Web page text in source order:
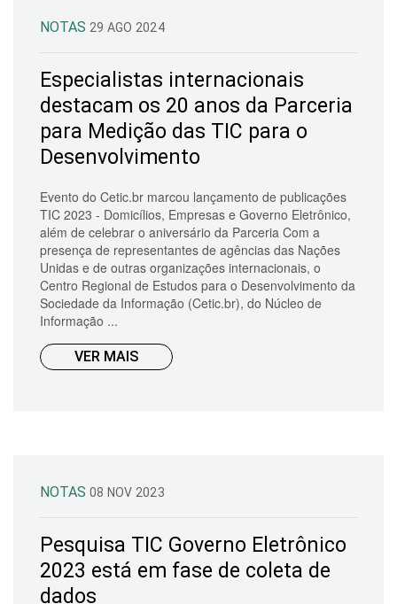
NOTAS 29 AGO 2024
Especialistas internacionais
destacam os 20 anos da Parceria
para Medição das TIC para o
Desenvolvimento
Evento do Cetic.br marcou lançamento de publicações
TIC 2023 - Domicílios, Empresas e Governo Eletrônico,
além de celebrar o aniversário da Parceria Com a
presença de representantes de agências das Nações
Unidas e de outras organizações internacionais, o
Centro Regional de Estudos para o Desenvolvimento da
Sociedade da Informação (Cetic.br), do Núcleo de
Informação ...
VER MAIS
NOTAS 08 NOV 2023
Pesquisa TIC Governo Eletrônico
2023 está em fase de coleta de
dados